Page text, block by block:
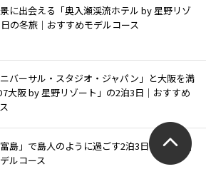
に出会える「奥入瀬渓流ホテル by 星野リゾ
の冬旅｜おすすめモデルコース
バーサル・スタジオ・ジャパン」と大阪を満
大阪 by 星野リゾート」の2泊3日｜おすすめ
富島」で島人のように過ごす2泊3日の島時間｜
ルコース